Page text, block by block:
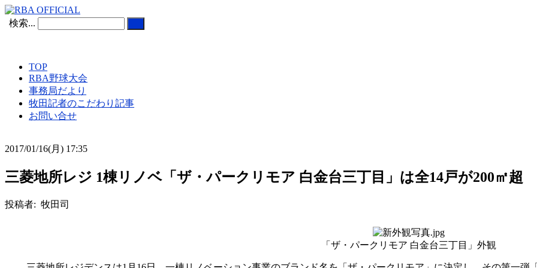
検索...
TOP
RBA野球大会
事務局だより
牧田記者のこだわり記事
お問い合せ
2017/01/16(月) 17:35
三菱地所レジ 1棟リノベ「ザ・パークリモア 白金台三丁目」は全14戸が200㎡超
投稿者: 牧田司
「ザ・パークリモア 白金台三丁目」外観